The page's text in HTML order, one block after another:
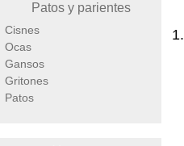
Patos y parientes
Cisnes
Ocas
Gansos
Gritones
Patos
1.